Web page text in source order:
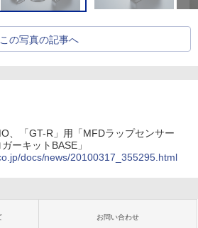
この写真の記事へ
、「GT-R」用「MFDラップセンサー
ーキットBASE」
docs/news/20100317_355295.html
お問い合わせ